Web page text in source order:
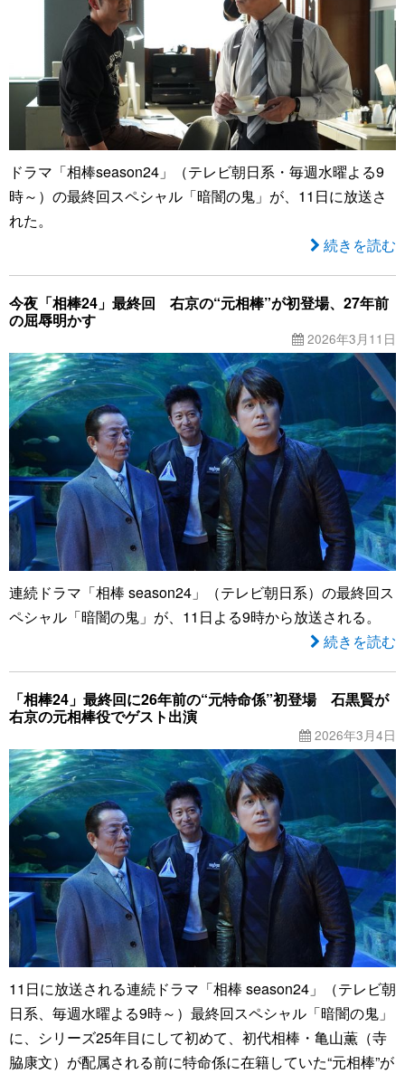
ドラマ「相棒season24」（テレビ朝日系・毎週水曜よる9
時～）の最終回スペシャル「暗闇の鬼」が、11日に放送さ
れた。
続きを読む
今夜「相棒24」最終回 右京の“元相棒”が初登場、27年前
の屈辱明かす
2026年3月11日
連続ドラマ「相棒 season24」（テレビ朝日系）の最終回ス
ペシャル「暗闇の鬼」が、11日よる9時から放送される。
続きを読む
「相棒24」最終回に26年前の“元特命係”初登場 石黒賢が
右京の元相棒役でゲスト出演
2026年3月4日
11日に放送される連続ドラマ「相棒 season24」（テレビ朝
日系、毎週水曜よる9時～）最終回スペシャル「暗闇の鬼」
に、シリーズ25年目にして初めて、初代相棒・亀山薫（寺
脇康文）が配属される前に特命係に在籍していた“元相棒”が